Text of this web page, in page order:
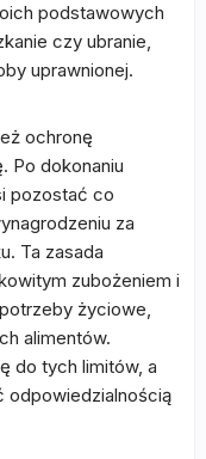
podstawowych
czy ubranie,
uprawnionej.
ochronę
Po dokonaniu
pozostać co
za
Ta zasada
zubożeniem i
życiowe,
alimentów.
do tych limitów, a
odpowiedzialnością